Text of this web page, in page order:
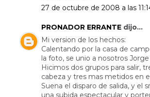
27 de octubre de 2008 a las
PRONADOR ERRANTE dijo...
Mi version de los hechos:
Calentando por la casa de
la foto, se unio a nosotros Jorge
Hicimos dos grupos para salir,
cabeza y tres mas metidos en
Suena el disparo de salida, y el
una subida espectacular y